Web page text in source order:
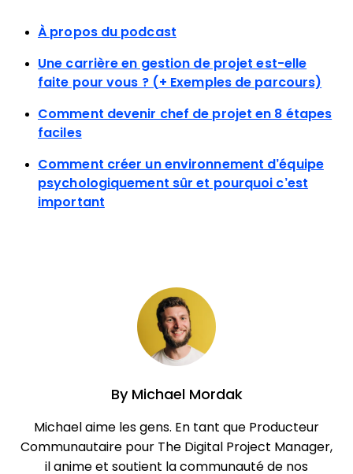
À propos du podcast
Une carrière en gestion de projet est-elle
faite pour vous ? (+ Exemples de parcours)
Comment devenir chef de projet en 8 étapes
faciles
Comment créer un environnement d’équipe
psychologiquement sûr et pourquoi c’est
important
ByMichael Mordak
Michael aime les gens. En tant que Producteur
Communautaire pour The Digital Project Manager,
il anime et soutient la communauté de nos